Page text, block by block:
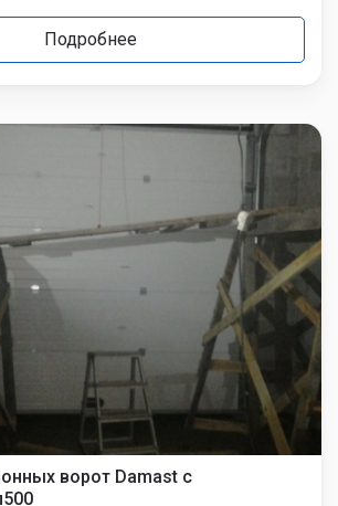
Подробнее
ворот Damast с